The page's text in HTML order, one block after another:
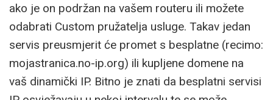
ako je on podržan na vašem routeru ili možete
odabrati Custom pružatelja usluge. Takav jedan
servis preusmjerit će promet s besplatne (recimo:
mojastranica.no-ip.org) ili kupljene domene na
vaš dinamički IP. Bitno je znati da besplatni servisi